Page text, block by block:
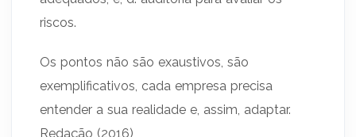
riscos.
Os pontos não são exaustivos, são
exemplificativos, cada empresa precisa
entender a sua realidade e, assim, adaptar.
Redação (2016)